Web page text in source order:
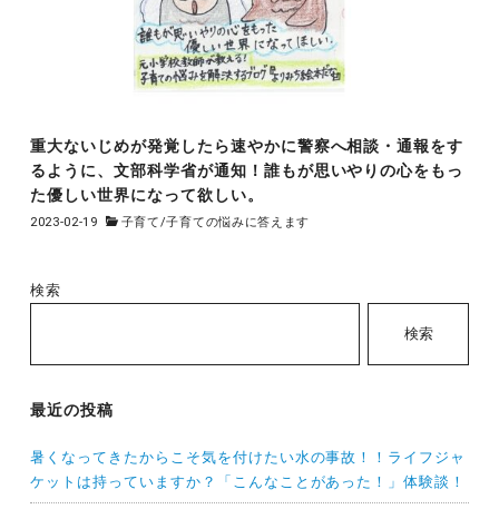
重大ないじめが発覚したら速やかに警察へ相談・通報をす
るように、文部科学省が通知！誰もが思いやりの心をもっ
た優しい世界になって欲しい。
2023-02-19 子育て/子育ての悩みに答えます
検索
検索
最近の投稿
暑くなってきたからこそ気を付けたい水の事故！！ライフジャ
ケットは持っていますか？「こんなことがあった！」体験談！